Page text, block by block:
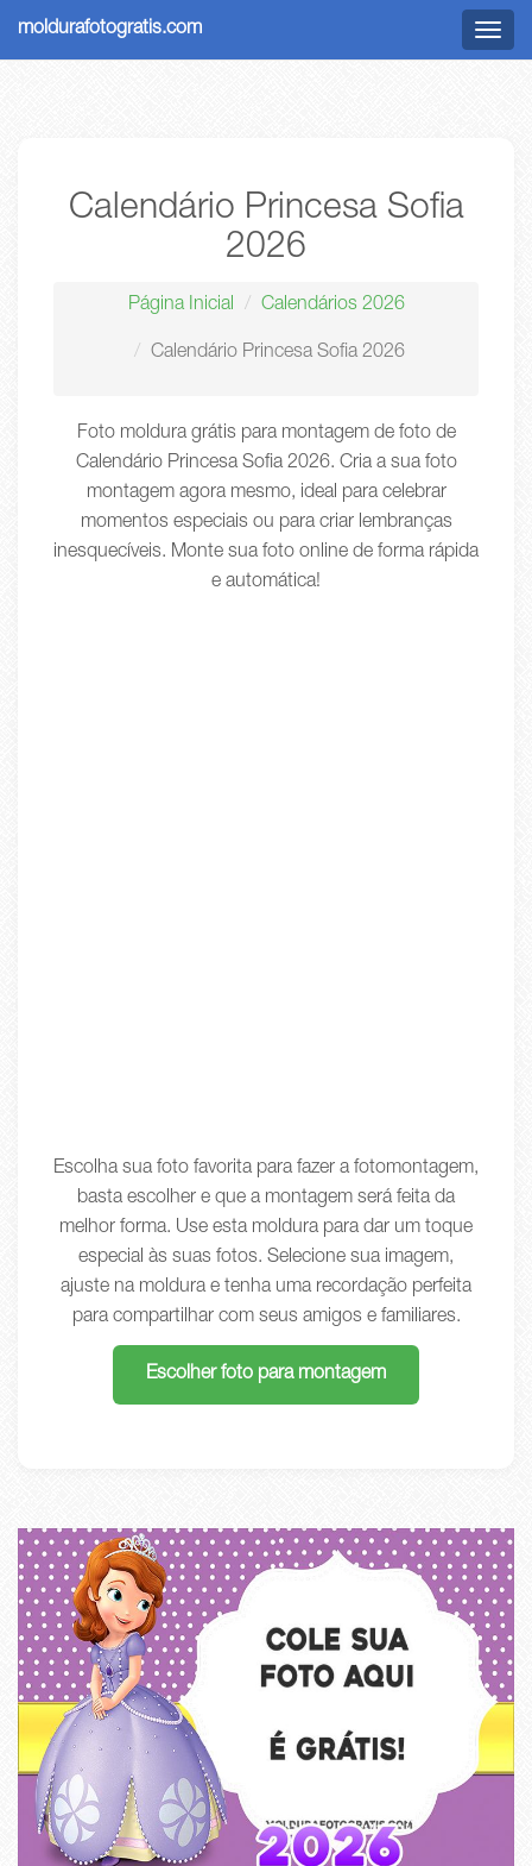
Menu
moldurafotogratis.com
Calendário Princesa Sofia
2026
Página Inicial Calendários 2026
Calendário Princesa Sofia 2026
Foto moldura grátis para montagem de foto de
Calendário Princesa Sofia 2026. Cria a sua foto
montagem agora mesmo, ideal para celebrar
momentos especiais ou para criar lembranças
inesquecíveis. Monte sua foto online de forma rápida
e automática!
Escolha sua foto favorita para fazer a fotomontagem,
basta escolher e que a montagem será feita da
melhor forma. Use esta moldura para dar um toque
especial às suas fotos. Selecione sua imagem,
ajuste na moldura e tenha uma recordação perfeita
para compartilhar com seus amigos e familiares.
Escolher foto para montagem